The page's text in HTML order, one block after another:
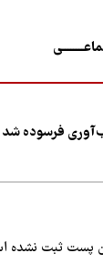
فرسوده شد
ثبت نشده است.